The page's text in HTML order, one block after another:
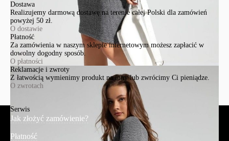
Dostawa
Realizujemy darmową dostawę na terenie całej Polski dla zamówień
powyżej 50 zł.
O dostawie
Płatność
Za zamówienia w naszym sklepie internetowym możesz zapłacić w
dowolny dogodny sposób.
O płatności
Reklamacje i zwroty
Z łatwością wymienimy produkt na inny lub zwrócimy Ci pieniądze.
O zwrotach
Serwis
Jak złożyć zamówienie?
Płatność